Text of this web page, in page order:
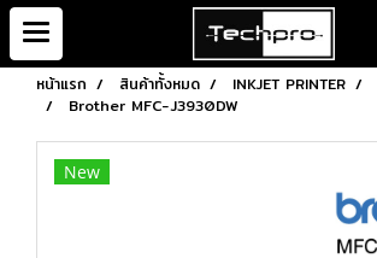
หน้าแรก สินค้าทั้งหมด INKJET PRINTER
Brother MFC-J3930DW
New